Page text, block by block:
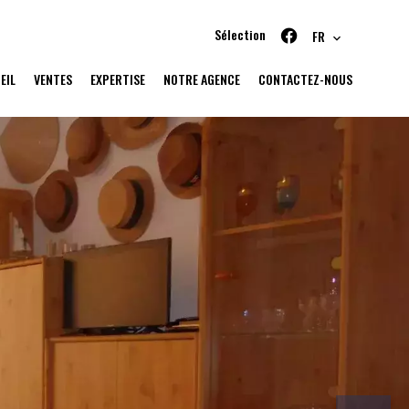
Sélection FR
VENTES EXPERTISE NOTRE AGENCE CONTACTEZ-NOUS